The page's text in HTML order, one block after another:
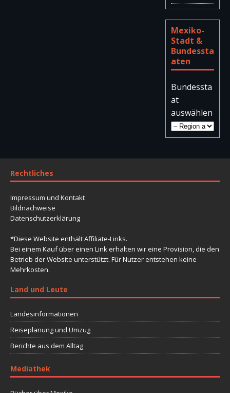
Mexiko-
Stadt &
Bundessta
aten
Bundessta
at
auswählen
Rechtliches
Impressum und Kontakt
Bildnachweise
Datenschutzerklärung
*Diese Website enthält Affiliate-Links.
Bei einem Kauf über einen Link erhalten wir eine Provision, die den
Betrieb der Website unterstützt. Für Nutzer entstehen keine
Mehrkosten.
Land und Leute
Landesinformationen
Reiseplanung und Umzug
Berichte aus dem Alltag
Mediathek